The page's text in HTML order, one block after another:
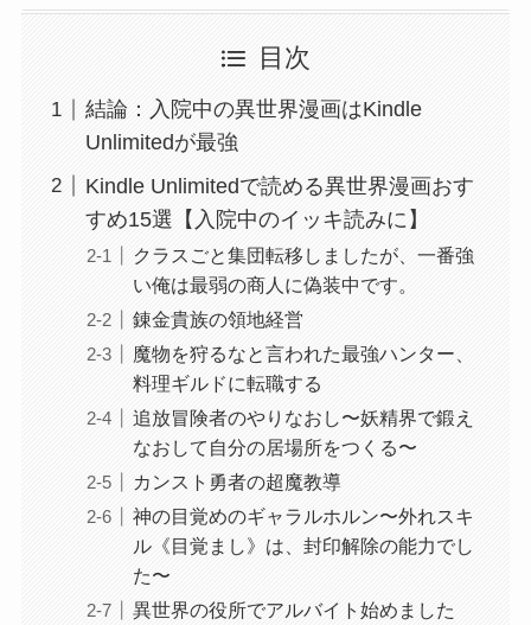
目次
結論：入院中の異世界漫画はKindle
Unlimitedが最強
Kindle Unlimitedで読める異世界漫画おす
すめ15選【入院中のイッキ読みに】
クラスごと集団転移しましたが、一番強
い俺は最弱の商人に偽装中です。
錬金貴族の領地経営
魔物を狩るなと言われた最強ハンター、
料理ギルドに転職する
追放冒険者のやりなおし〜妖精界で鍛え
なおして自分の居場所をつくる〜
カンスト勇者の超魔教導
神の目覚めのギャラルホルン〜外れスキ
ル《目覚まし》は、封印解除の能力でし
た〜
異世界の役所でアルバイト始めました